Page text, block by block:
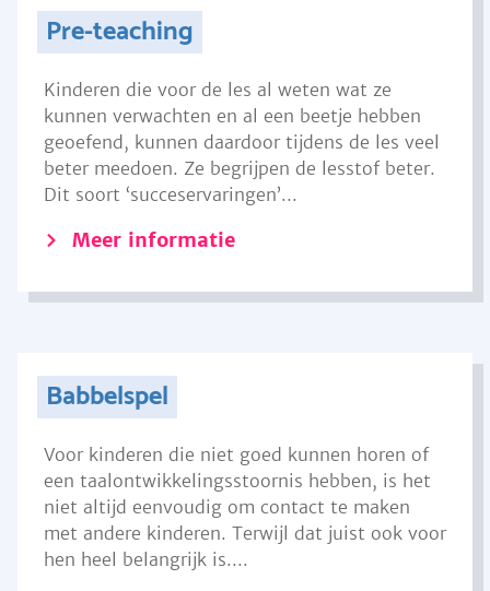
Pre-teaching
Kinderen die voor de les al weten wat ze
kunnen verwachten en al een beetje hebben
geoefend, kunnen daardoor tijdens de les veel
beter meedoen. Ze begrijpen de lesstof beter.
Dit soort ‘succeservaringen’...
Meer informatie
Babbelspel
Voor kinderen die niet goed kunnen horen of
een taalontwikkelingsstoornis hebben, is het
niet altijd eenvoudig om contact te maken
met andere kinderen. Terwijl dat juist ook voor
hen heel belangrijk is....